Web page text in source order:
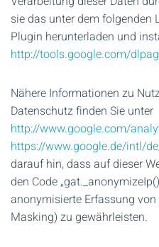
sie das unter dem folgenden
Plugin herunterladen und
http://tools.google.com/
Nähere Informationen zu
Datenschutz finden Sie unter
http://www.google.com/
https://www.google.de/intl/
darauf hin, dass auf dieser
den Code
anonymisierte Erfassung von
Masking) zu gewährleisten.